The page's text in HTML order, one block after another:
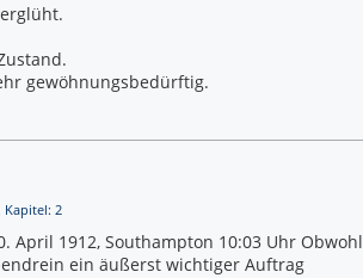
gewöhnungsbedürftig.
Kapitel: 2
April 1912, Southampton 10:03 Uhr Obwohl
ein äußerst wichtiger Auftrag